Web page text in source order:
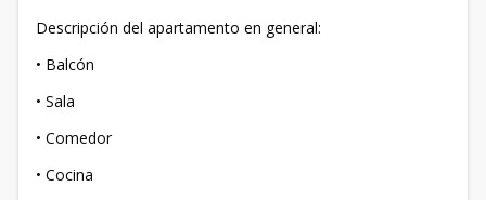
Descripción del apartamento en general:
• Balcón
• Sala
• Comedor
• Cocina